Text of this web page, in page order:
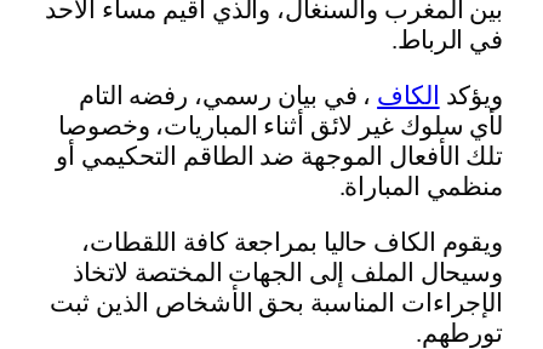
بين المغرب والسنغال، والذي أقيم مساء الاحد
في الرباط.
ويؤكد الكاف ، في بيان رسمي، رفضه التام
لأي سلوك غير لائق أثناء المباريات، وخصوصا
تلك الأفعال الموجهة ضد الطاقم التحكيمي أو
منظمي المباراة.
ويقوم الكاف حاليا بمراجعة كافة اللقطات،
وسيحال الملف إلى الجهات المختصة لاتخاذ
الإجراءات المناسبة بحق الأشخاص الذين ثبت
تورطهم.